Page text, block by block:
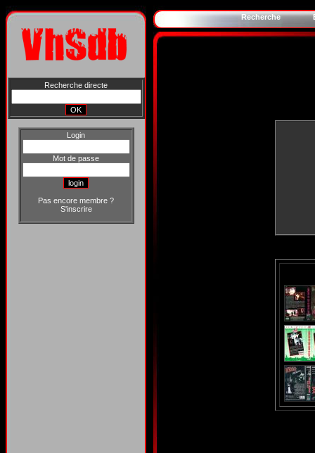
Recherche directe
Login
Mot de passe
Pas encore membre ?
S'inscrire
Recherche